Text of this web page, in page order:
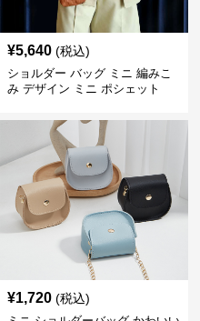
¥5,640 (税込)
ショルダー バッグ ミニ 編みこ
み デザイン ミニ ポシェット
¥1,720 (税込)